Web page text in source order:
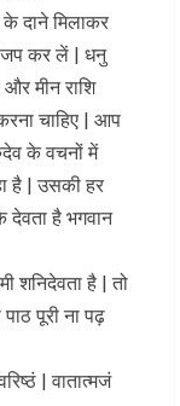
दाने मिलाकर
जप कर लें | धनु
मीन राशि
चाहिए | आप
के वचनों में
है | उसकी हर
देवता है भगवान
शनिदेवता है | तो
पूरी ना पढ़
| वातात्मजं